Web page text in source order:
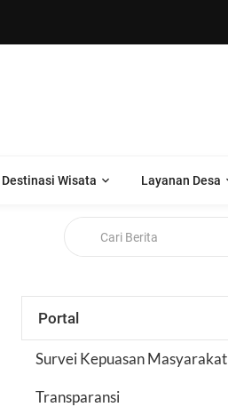
Destinasi Wisata Layanan Desa
Portal
Survei Kepuasan Masyarakat
Transparansi